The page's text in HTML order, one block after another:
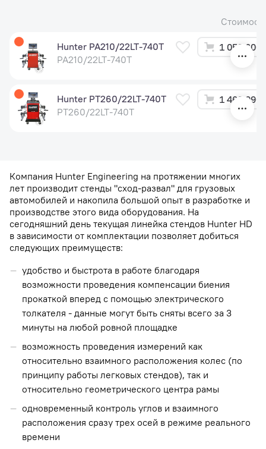
Hunter PA210/22LT-740T
PA210/22LT-740T
1 059 600
Hunter PT260/22LT-740T
PT260/22LT-740T
1 468 990
Компания Hunter Engineering на протяжении многих
лет производит стенды "сход-развал" для грузовых
автомобилей и накопила большой опыт в разработке и
производстве этого вида оборудования. На
сегодняшний день текущая линейка стендов Hunter HD
в зависимости от комплектации позволяет добиться
следующих преимуществ:
удобство и быстрота в работе благодаря
возможности проведения компенсации биения
прокаткой вперед с помощью электрического
толкателя - данные могут быть сняты всего за 3
минуты на любой ровной площадке
возможность проведения измерений как
относительно взаимного расположения колес (по
принципу работы легковых стендов), так и
относительно геометрического центра рамы
одновременный контроль углов и взаимного
расположения сразу трех осей в режиме реального
времени